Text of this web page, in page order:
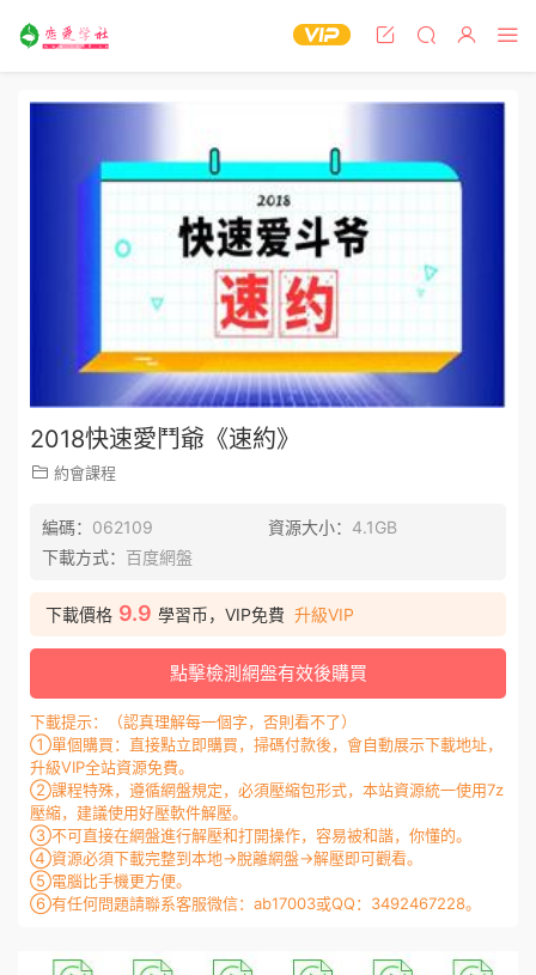
2018快速愛鬥爺《速約》
約會課程
編碼： 062109 資源大小： 4.1GB
下載方式： 百度網盤
下載價格 9.9 學習币，VIP免費 升級VIP
點擊檢測網盤有效後購買
下載提示：（認真理解每一個字，否則看不了）
①單個購買：直接點立即購買，掃碼付款後，會自動展示下載地址，
升級VIP全站資源免費。
②課程特殊，遵循網盤規定，必須壓縮包形式，本站資源統一使用7z
壓縮，建議使用好壓軟件解壓。
③不可直接在網盤進行解壓和打開操作，容易被和諧，你懂的。
④資源必須下載完整到本地→脫離網盤→解壓即可觀看。
⑤電腦比手機更方便。
⑥有任何問題請聯系客服微信：ab17003或QQ：3492467228。